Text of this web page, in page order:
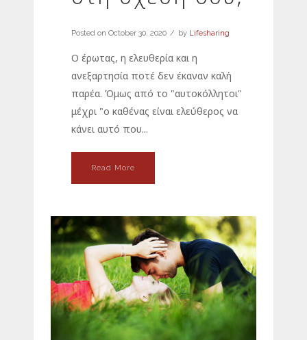
Posted on October 30, 2020 by Lifesharing
Ο έρωτας, η ελευθερία και η
ανεξαρτησία ποτέ δεν έκαναν καλή
παρέα. Όμως από το "αυτοκόλλητοι"
μέχρι "ο καθένας είναι ελεύθερος να
κάνει αυτό που...
Read More